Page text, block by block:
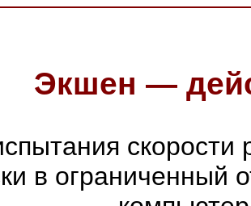
Экшен —
скорости
в ограниченный